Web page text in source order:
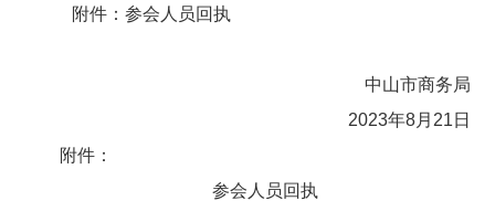
附件：参会人员回执
中山市商务局
2023年8月21日
附件：
参会人员回执